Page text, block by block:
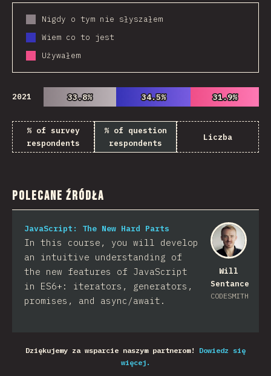
Nigdy o tym nie słyszałem
Wiem co to jest
Używałem
2021 33.8%
33.8% 34.5%
34.5% 31.9%
31.9%
% of survey
respondents
% of question
respondents
Liczba
Polecane Źródła
Will
Sentance
CODESMITH
JavaScript: The New Hard Parts
In this course, you will develop
an intuitive understanding of
the new features of JavaScript
in ES6+: iterators, generators,
promises, and async/await.
Dziękujemy za wsparcie naszym partnerom!
Dowiedz się
więcej.